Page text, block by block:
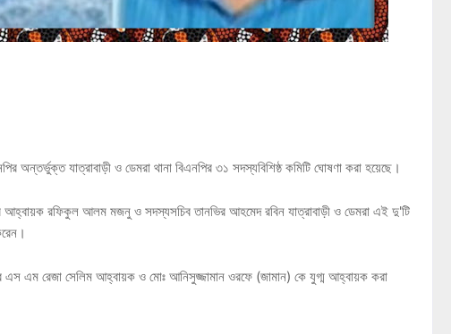
অন্তর্ভুক্ত যাত্রাবাড়ী ও ডেমরা থানা বিএনপির ৩১ সদস্যবিশিষ্ঠ কমিটি ঘোষণা করা হয়েছে।
আহ্বায়ক রফিকুল আলম মজনু ও সদস্যসচিব তানভির আহমেদ রবিন যাত্রাবাড়ী ও ডেমরা এই দু'টি
এস এম রেজা সেলিম আহ্বায়ক ও মোঃ আনিসুজ্জামান ওরফে (জামান) কে যুগ্ম আহ্বায়ক করা